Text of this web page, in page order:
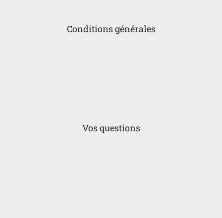
Conditions générales
Vos questions